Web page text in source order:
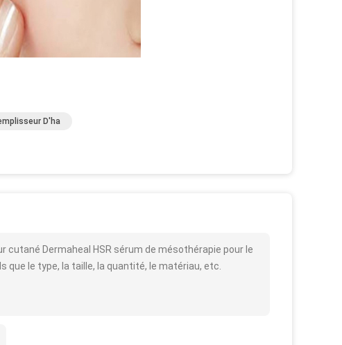
D'ha
cutané Dermaheal HSR sérum de mésothérapie pour le
le type, la taille, la quantité, le matériau, etc.